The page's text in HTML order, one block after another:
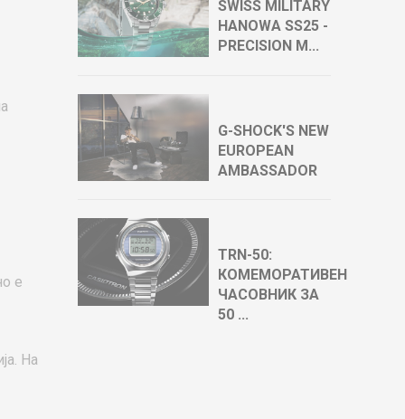
е
На
SWISS MILITARY
HANOWA SS25 -
PRECISION M...
G-SHOCK'S NEW
EUROPEAN
AMBASSADOR
TRN-50:
КОМЕМОРАТИВЕН
ЧАСОВНИК ЗА
50 ...